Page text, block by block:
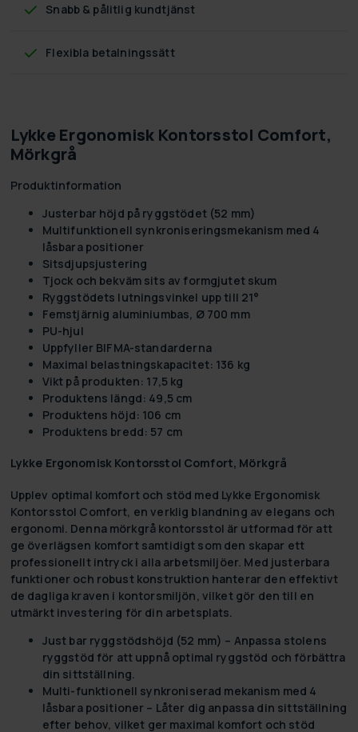
Snabb & pålitlig kundtjänst
Flexibla betalningssätt
Lykke Ergonomisk Kontorsstol Comfort,
Mörkgrå
Produktinformation
Justerbar höjd på ryggstödet (52 mm)
Multifunktionell synkroniseringsmekanism med 4
låsbara positioner
Sitsdjupsjustering
Tjock och bekväm sits av formgjutet skum
Ryggstödets lutningsvinkel upp till 21°
Femstjärnig aluminiumbas, Ø 700 mm
PU-hjul
Uppfyller BIFMA-standarderna
Maximal belastningskapacitet: 136 kg
Vikt på produkten: 17,5 kg
Produktens längd: 49,5 cm
Produktens höjd: 106 cm
Produktens bredd: 57 cm
Lykke Ergonomisk Kontorsstol Comfort, Mörkgrå
Upplev optimal komfort och stöd med Lykke Ergonomisk
Kontorsstol Comfort, en verklig blandning av elegans och
ergonomi. Denna mörkgrå kontorsstol är utformad för att
ge överlägsen komfort samtidigt som den skapar ett
professionellt intryck i alla arbetsmiljöer. Med justerbara
funktioner och robust konstruktion hanterar den effektivt
de dagliga kraven i kontorsmiljön, vilket gör den till en
utmärkt investering för din arbetsplats.
Just bar ryggstödshöjd (52 mm) – Anpassa stolens
ryggstöd för att uppnå optimal ryggstöd och förbättra
din sittställning.
Multi-funktionell synkroniserad mekanism med 4
låsbara positioner – Låter dig anpassa din sittställning
efter behov, vilket ger maximal komfort och stöd